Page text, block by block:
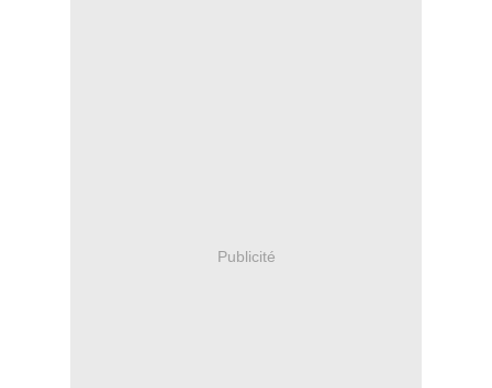
Publicité